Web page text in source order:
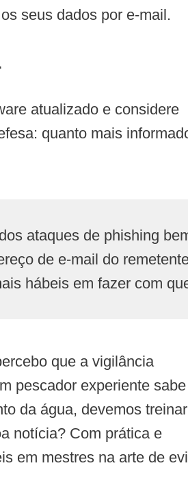
seus dados por e-mail.
atualizado e considere
quanto mais
ataques de phishing
de e-mail do
hábeis em fazer com
que a vigilância
pescador experiente sabe
da água, devemos
notícia? Com prática e
em mestres na arte de